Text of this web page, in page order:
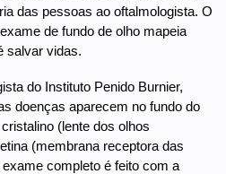
das pessoas ao oftalmologista. O
de fundo de olho mapeia
salvar vidas.
do Instituto Penido Burnier,
doenças aparecem no fundo do
(lente dos olhos
(membrana receptora das
completo é feito com a